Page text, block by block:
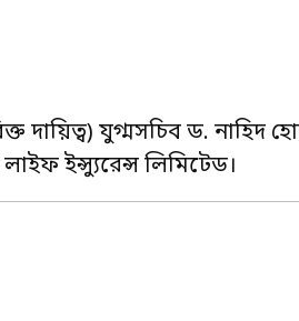
দায়িত্ব) যুগ্মসচিব ড. নাহিদ
ইন্স্যুরেন্স লিমিটেড।